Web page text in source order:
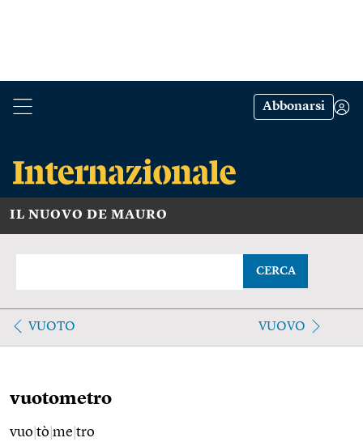
Abbonarsi
IL NUOVO DE MAURO
CERCA
VUOTO VUOVO
vuotometro
vuo tò me tro